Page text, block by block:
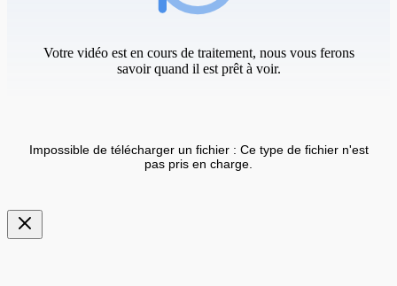
Votre vidéo est en cours de traitement, nous vous ferons
savoir quand il est prêt à voir.
Impossible de télécharger un fichier : Ce type de fichier n'est
pas pris en charge.